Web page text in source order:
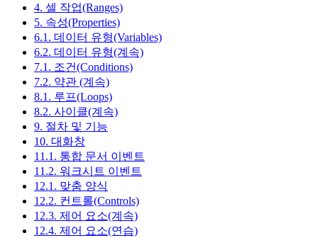
4. 셀 작업(Ranges)
5. 속성(Properties)
6.1. 데이터 유형(Variables)
6.2. 데이터 유형(계속)
7.1. 조건(Conditions)
7.2. 약관 (계속)
8.1. 루프(Loops)
8.2. 사이클(계속)
9. 절차 및 기능
10. 대화창
11.1. 통합 문서 이벤트
11.2. 워크시트 이벤트
12.1. 맞춤 양식
12.2. 컨트롤(Controls)
12.3. 제어 요소(계속)
12.4. 제어 요소(연습)